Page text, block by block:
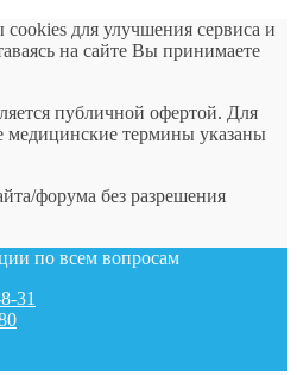
для улучшения сервиса и
на сайте Вы принимаете
публичной офертой. Для
термины указаны
форума без разрешения
по всем вопросам
31